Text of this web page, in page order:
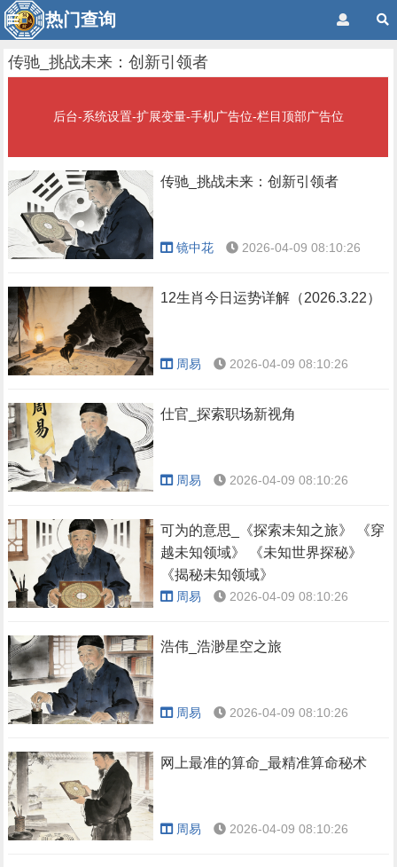
热门查询
传驰_挑战未来：创新引领者
后台-系统设置-扩展变量-手机广告位-栏目顶部广告位
传驰_挑战未来：创新引领者
镜中花 2026-04-09 08:10:26
12生肖今日运势详解（2026.3.22）
周易 2026-04-09 08:10:26
仕官_探索职场新视角
周易 2026-04-09 08:10:26
可为的意思_《探索未知之旅》 《穿
越未知领域》 《未知世界探秘》
《揭秘未知领域》
周易 2026-04-09 08:10:26
浩伟_浩渺星空之旅
周易 2026-04-09 08:10:26
网上最准的算命_最精准算命秘术
周易 2026-04-09 08:10:26